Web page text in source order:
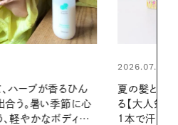
時にリフレッシュす
イシャンプー】 この
節も一日中心地よく
2026.06.01
お出かけ前
の一日。汗ば
に過ごす私